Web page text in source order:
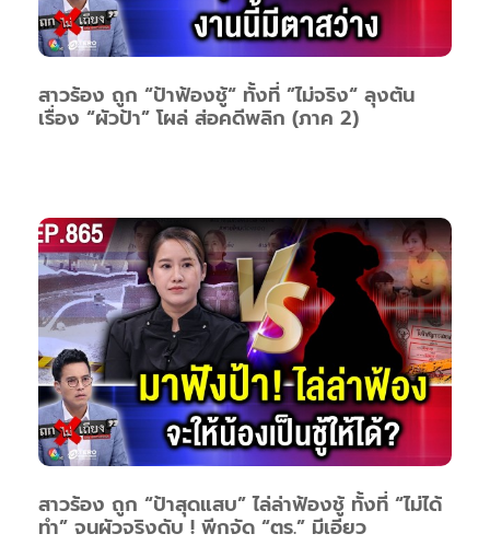
สาวร้อง ถูก “ป้าฟ้องชู้“ ทั้งที่ ”ไม่จริง“ ลุงต้น
เรื่อง “ผัวป้า” โผล่ ส่อคดีพลิก (ภาค 2)
สาวร้อง ถูก “ป้าสุดแสบ” ไล่ล่าฟ้องชู้ ทั้งที่ “ไม่ได้
ทำ” จนผัวจริงดับ ! พีกจัด “ตร.” มีเอี่ยว